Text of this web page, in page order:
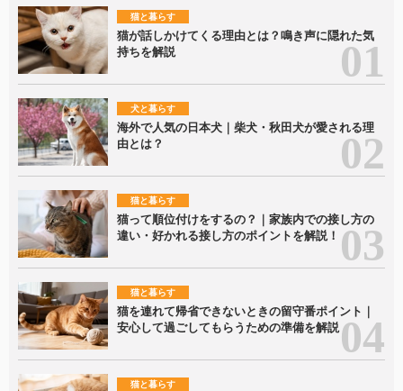
猫と暮らす
猫が話しかけてくる理由とは？鳴き声に隠れた気
持ちを解説
犬と暮らす
海外で人気の日本犬｜柴犬・秋田犬が愛される理
由とは？
猫と暮らす
猫って順位付けをするの？｜家族内での接し方の
違い・好かれる接し方のポイントを解説！
猫と暮らす
猫を連れて帰省できないときの留守番ポイント｜
安心して過ごしてもらうための準備を解説
猫と暮らす